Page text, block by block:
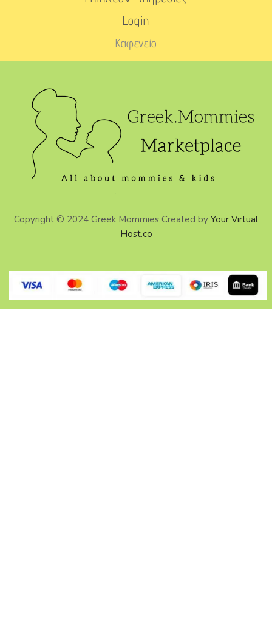
Login
Καφενείο
Copyright © 2024 Greek Mommies Created by Your Virtual
Host.co